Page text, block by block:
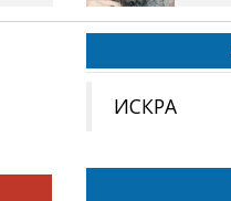
ИСКРА